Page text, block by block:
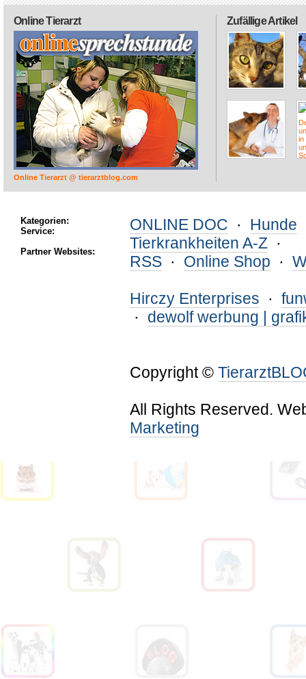
Zufällige Artikel
Online Tierarzt
Online Tierarzt @ tierarztblog.com
Kategorien:
Service:
Partner Websites:
ONLINE DOC · Hunde
Tierkrankheiten A-Z ·
RSS · Online Shop ·
Hirczy Enterprises ·
· dewolf werbung |
Copyright ©
All Rights Reserved.
Marketing